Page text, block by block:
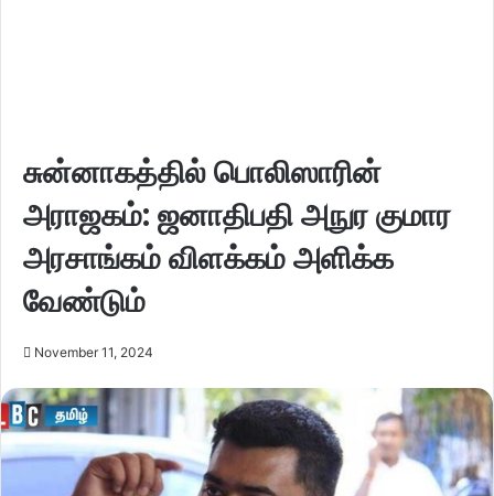
சுன்னாகத்தில் பொலிஸாரின்
அராஜகம்: ஜனாதிபதி அநுர குமார
அரசாங்கம் விளக்கம் அளிக்க
வேண்டும்
November 11, 2024